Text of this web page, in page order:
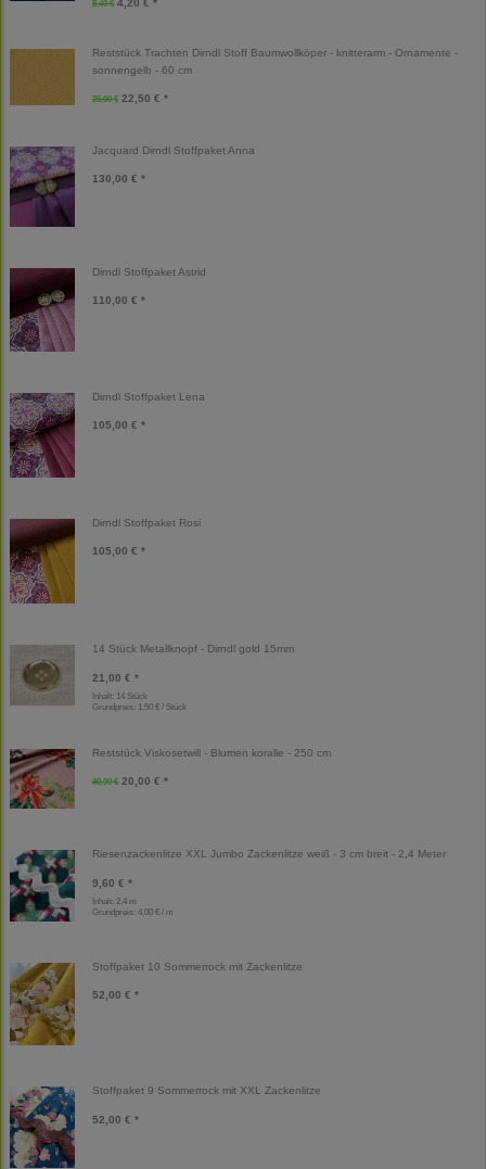
8,40 €
Reststück Trachten Dirndl Stoff Baumwollköper - knitterarm - Ornamente -
sonnengelb - 60 cm
25,00 € 22,50 € *
Jacquard Dirndl Stoffpaket Anna
130,00 € *
Dirndl Stoffpaket Astrid
110,00 € *
Dirndl Stoffpaket Lena
105,00 € *
Dirndl Stoffpaket Rosi
105,00 € *
14 Stück Metallknopf - Dirndl gold 15mm
21,00 € *
Inhalt: 14 Stück
Grundpreis: 1,50 € / Stück
Reststück Viskosetwill - Blumen koralle - 250 cm
40,00 € 20,00 € *
Riesenzackenlitze XXL Jumbo Zackenlitze weiß - 3 cm breit - 2,4 Meter
9,60 € *
Inhalt: 2,4 m
Grundpreis: 4,00 € / m
Stoffpaket 10 Sommerrock mit Zackenlitze
52,00 € *
Stoffpaket 9 Sommerrock mit XXL Zackenlitze
52,00 € *